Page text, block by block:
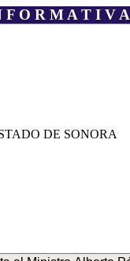
O R M A T I V A
DE SONORA